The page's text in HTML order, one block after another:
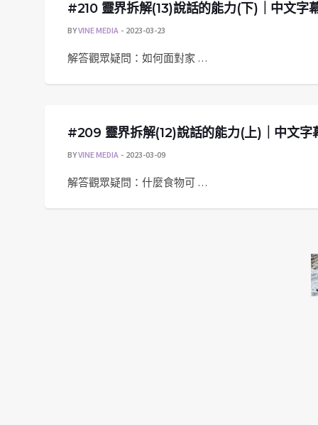
#210 靈界拆解(13)說話的能力(下)｜中文字
BYVINE MEDIA 2023-03-23
解答觀眾疑問：如何面對家 …
#209 靈界拆解(12)說話的能力(上)｜中文字
BYVINE MEDIA 2023-03-09
解答觀眾疑問：什麼食物可 …